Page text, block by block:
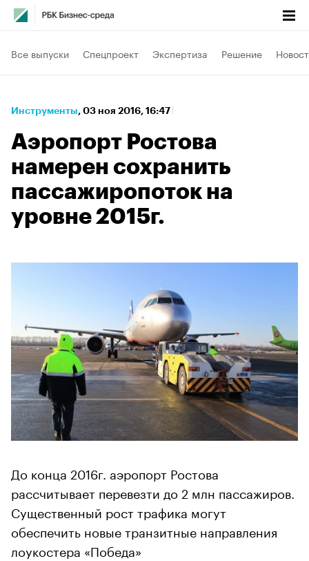
Все выпуски Спецпроект Экспертиза Решение
Инструменты⁠, 03 ноя 2016, 16:47
Аэропорт Ростова
намерен сохранить
пассажиропоток на
уровне 2015г.
До конца 2016г. аэропорт Ростова
рассчитывает перевезти до 2 млн пассажиров.
Существенный рост трафика могут
обеспечить новые транзитные направления
лоукостера «Победа»